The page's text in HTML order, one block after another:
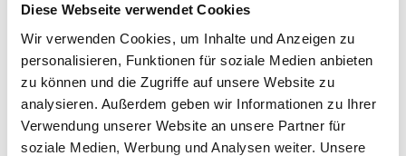
Diese Webseite verwendet Cookies
Wir verwenden Cookies, um Inhalte und Anzeigen zu
personalisieren, Funktionen für soziale Medien anbieten
zu können und die Zugriffe auf unsere Website zu
analysieren. Außerdem geben wir Informationen zu Ihrer
Verwendung unserer Website an unsere Partner für
soziale Medien, Werbung und Analysen weiter. Unsere